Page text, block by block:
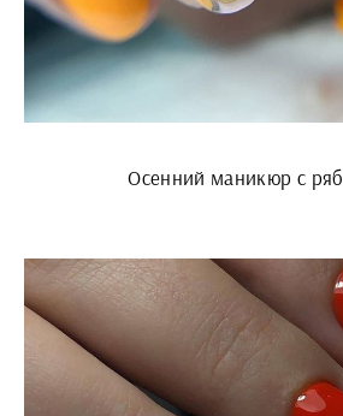
Осенний маникюр с